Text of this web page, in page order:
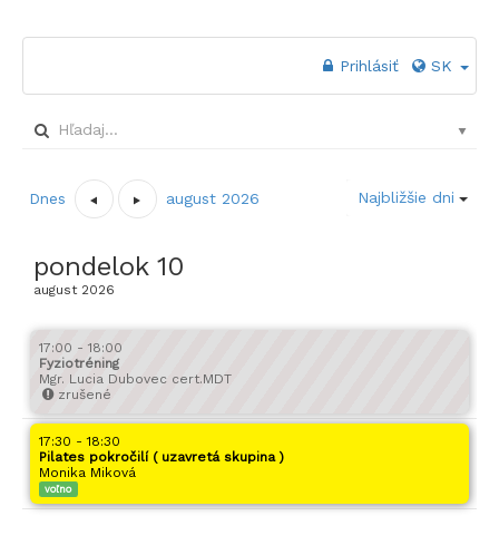
Prihlásiť SK
Dnes august 2026 Najbližšie dni
pondelok 10
august 2026
17:00 - 18:00
Fyziotréning
Mgr. Lucia Dubovec cert.MDT
zrušené
17:30 - 18:30
Pilates pokročilí ( uzavretá skupina )
Monika Miková
voľno